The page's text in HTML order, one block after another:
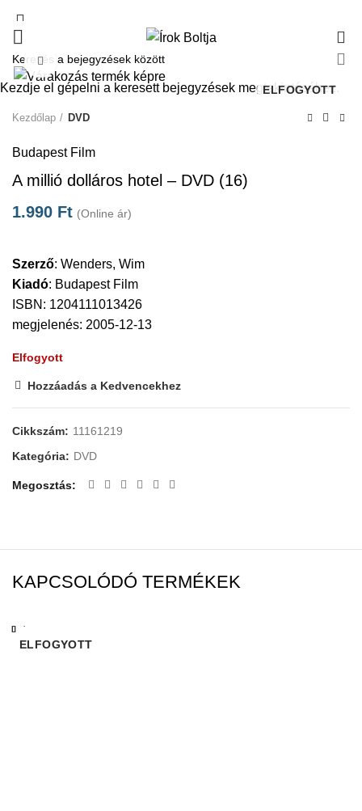
ELFOGYOTT
Click to enlarge
Kezdőlap DVD
Budapest Film
A millió dolláros hotel – DVD (16)
1.990 Ft (Online ár)
Szerző: Wenders, Wim
Kiadó: Budapest Film
ISBN: 1204111013426
megjelenés: 2005-12-13
Elfogyott
Hozzáadás a Kedvencekhez
Cikkszám: 11161219
Kategória: DVD
Megosztás
KAPCSOLÓDÓ TERMÉKEK
ELFOGYOTT
Bezárás
ELFOGYOTT
Bezárás
ELFOGYOTT
Bezárás
ELFOGYOTT
Bezárás
ELFOGYOTT
Bezárás
ELFOGYOTT
Bezárás
ELFOGYOTT
Bezárás
ELFOGYOTT
Bezárás
Kezdje el gépelni a keresett bejegyzések megtekintéséhez.